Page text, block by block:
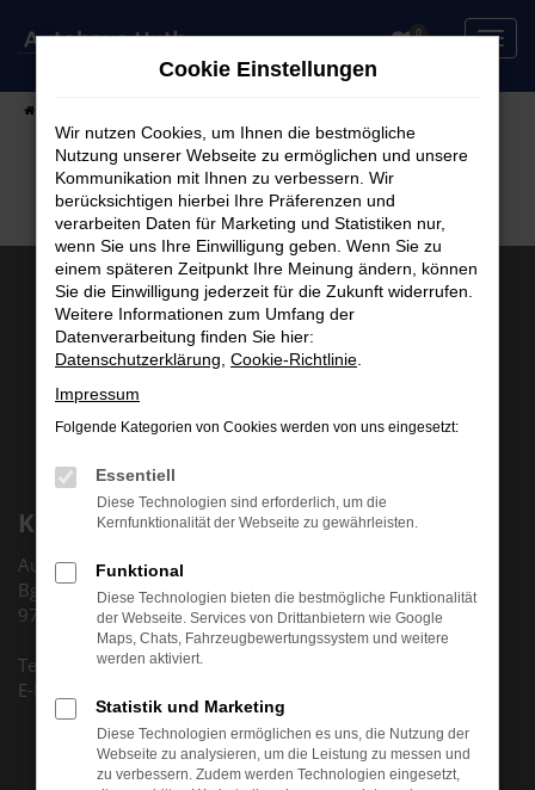
Zum
0
Kontakt
Autohaus Huth GmbH
Bgm.-Dr.-Nebel-Str. 5
97816 Lohr am Main
Tel. +49 (0) 9352 8795 0
E-Mail: info@auto-huth.de
Cookie Einstellungen
Wir nutzen Cookies, um Ihnen die bestmögliche
Nutzung unserer Webseite zu ermöglichen und unsere
Kommunikation mit Ihnen zu verbessern. Wir
berücksichtigen hierbei Ihre Präferenzen und
verarbeiten Daten für Marketing und Statistiken nur,
wenn Sie uns Ihre Einwilligung geben. Wenn Sie zu
einem späteren Zeitpunkt Ihre Meinung ändern, können
Sie die Einwilligung jederzeit für die Zukunft widerrufen.
Weitere Informationen zum Umfang der
Datenverarbeitung finden Sie hier:
Datenschutzerklärung Cookie-Richtlinie
Impressum
Folgende Kategorien von Cookies werden von uns eingesetzt:
Essentiell
Diese Technologien sind erforderlich, um die
Kernfunktionalität der Webseite zu gewährleisten.
Funktional
Diese Technologien bieten die bestmögliche Funktionalität
der Webseite. Services von Drittanbietern wie Google
Maps, Chats, Fahrzeugbewertungssystem und weitere
werden aktiviert.
Statistik und Marketing
Diese Technologien ermöglichen es uns, die Nutzung der
Webseite zu analysieren, um die Leistung zu messen und
zu verbessern. Zudem werden Technologien eingesetzt,